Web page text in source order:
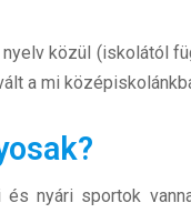
közül (iskolától
a mi
nyári sportok